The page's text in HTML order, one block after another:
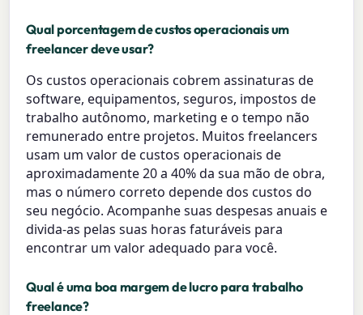
Qual porcentagem de custos operacionais um
freelancer deve usar?
Os custos operacionais cobrem assinaturas de
software, equipamentos, seguros, impostos de
trabalho autônomo, marketing e o tempo não
remunerado entre projetos. Muitos freelancers
usam um valor de custos operacionais de
aproximadamente 20 a 40% da sua mão de obra,
mas o número correto depende dos custos do
seu negócio. Acompanhe suas despesas anuais e
divida-as pelas suas horas faturáveis para
encontrar um valor adequado para você.
Qual é uma boa margem de lucro para trabalho
freelance?